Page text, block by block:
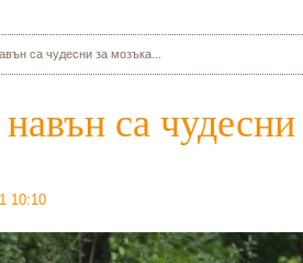
са чудесни за мозъка...
са
10:10